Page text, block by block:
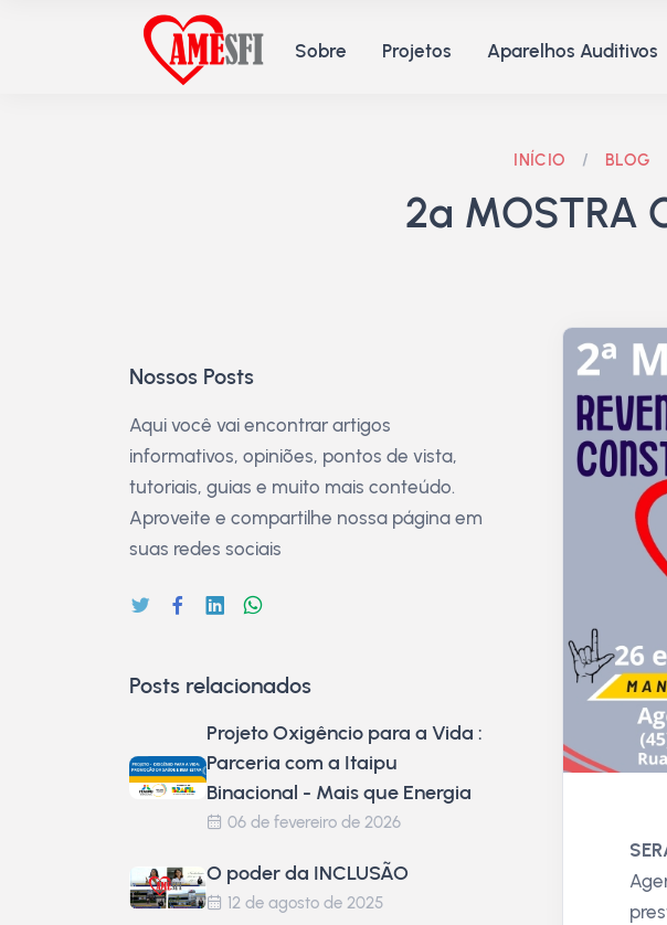
Sobre Projetos Aparelhos Auditivos
INÍCIO / BLOG
2ª MOSTRA
Nossos Posts
Aqui você vai encontrar artigos
informativos, opiniões, pontos de vista,
tutoriais, guias e muito mais conteúdo.
Aproveite e compartilhe nossa página em
suas redes sociais
Posts relacionados
Projeto Oxigêncio para a Vida :
Parceria com a Itaipu
Binacional - Mais que Energia
06 de fevereiro de 2026
O poder da INCLUSÃO
12 de agosto de 2025